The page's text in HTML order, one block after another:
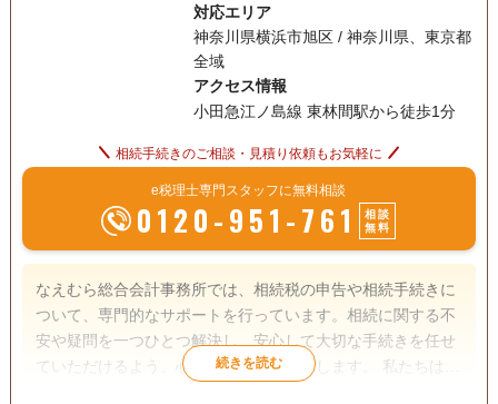
対応エリア
神奈川県横浜市旭区 / 神奈川県、東京都
全域
アクセス情報
小田急江ノ島線 東林間駅から徒歩1分
相続手続きのご相談・見積り依頼もお気軽に
e税理士専門スタッフに無料相談
0120-951-761
相談
無料
なえむら総合会計事務所では、相続税の申告や相続手続きに
ついて、専門的なサポートを行っています。相続に関する不
安や疑問を一つひとつ解決し、安心して大切な手続きを任せ
ていただけるよう、心を込めてお手伝いします。 私たちは、